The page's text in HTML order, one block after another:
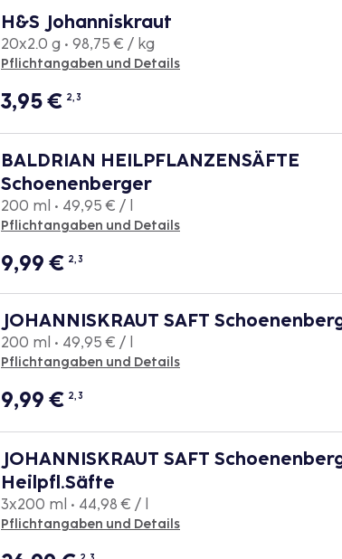
H&S Johanniskraut
20x2.0 g • 98,75 € / kg
Pflichtangaben und Details
3,95€ 2, 3
BALDRIAN HEILPFLANZENSÄFTE
Schoenenberger
200 ml • 49,95 € / l
Pflichtangaben und Details
9,99€ 2, 3
JOHANNISKRAUT SAFT
200 ml • 49,95 € / l
Pflichtangaben und Details
9,99€ 2, 3
JOHANNISKRAUT SAFT
Heilpfl.Säfte
3x200 ml • 44,98 € / l
Pflichtangaben und Details